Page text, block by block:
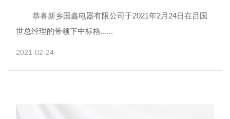
恭喜新乡国鑫电器有限公司于2021年2月24日在吕国
世总经理的带领下中标格......
2021-02-24